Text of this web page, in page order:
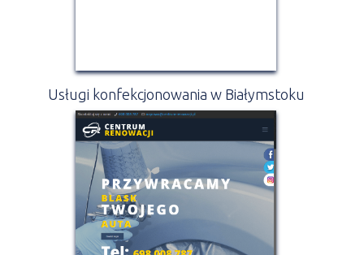
Usługi konfekcjonowania w Białymstoku